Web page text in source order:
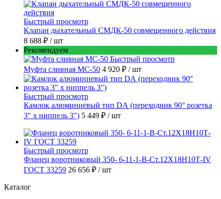
Быстрый просмотр
Клапан дыхательный СМДК-50 совмещенного действия
8 688 ₽ / шт
Рекомендуем
Быстрый просмотр
Муфта сливная МС-50 4 920 ₽ / шт
Быстрый просмотр
Камлок алюминиевый тип DА (переходник 90° розетка
3" х ниппель 3") 5 449 ₽ / шт
Быстрый просмотр
Фланец воротниковый 350- 6-11-1-В-Ст.12Х18Н10Т-IV
ГОСТ 33259 26 656 ₽ / шт
Каталог